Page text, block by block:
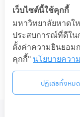
©2026
เว็บไซต์นี้ใช้คุกกี้
มหาวิทยาลัยหาดใ
ประสบการณ์ที่ดีใน
ตั้งค่าความยินยอม
คุกกี้" นโยบายควา
ปฏิเสธทั้งหมด